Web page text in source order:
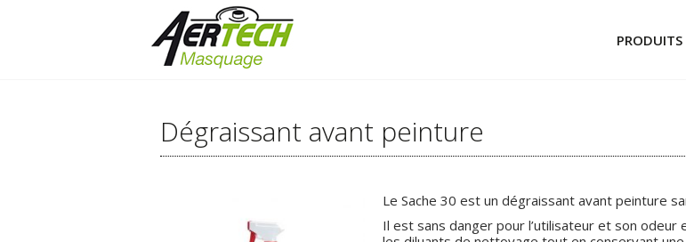
Dégraissant avant peinture
Le Sache 30 est un dégraissant avant peinture
Il est sans danger pour l’utilisateur et son